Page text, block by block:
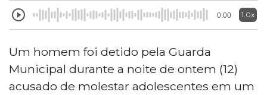
0:00 1.0x
Um homem foi detido pela Guarda
Municipal durante a noite de ontem (12)
acusado de molestar adolescentes em um